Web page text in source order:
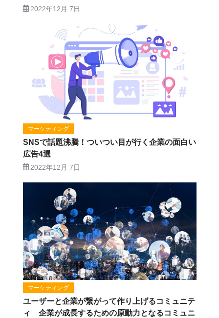
2022年12月 7日
マーケティング
SNSで話題沸騰！ついつい目が行く企業の面白い
広告4選
2022年12月 7日
マーケティング
ユーザーと企業が繋がって作り上げるコミュニテ
ィ 企業が成長するための原動力となるコミュニ